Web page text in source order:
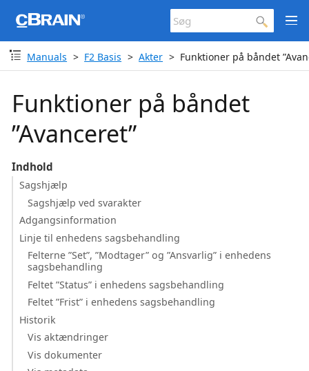
Manuals F2 Basis Akter Funktioner på båndet
Funktioner på båndet
”Avanceret”
Indhold
Sagshjælp
Sagshjælp ved svarakter
Adgangsinformation
Linje til enhedens sagsbehandling
Felterne ”Set”, ”Modtager” og ”Ansvarlig” i enhedens
sagsbehandling
Feltet ”Status” i enhedens sagsbehandling
Feltet ”Frist” i enhedens sagsbehandling
Historik
Vis aktændringer
Vis dokumenter